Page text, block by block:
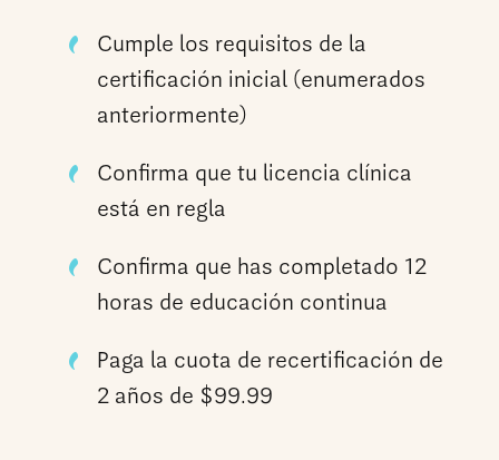
Cumple los requisitos de la
certificación inicial (enumerados
anteriormente)
Confirma que tu licencia clínica
está en regla
Confirma que has completado 12
horas de educación continua
Paga la cuota de recertificación de
2 años de $99.99